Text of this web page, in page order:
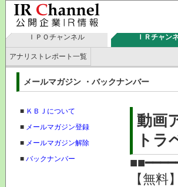
ＩＰＯチャンネル ＩＲチャン
アナリストレポート一覧
メールマガジン ・バックナンバー
■ ＫＢＪについて
■ メールマガジン登録
■ メールマガジン解除
■ バックナンバー
動画
トラ
【無